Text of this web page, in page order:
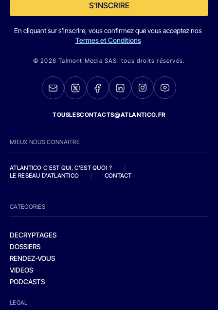
S'INSCRIRE
En cliquant sur s'inscrire, vous confirmez que vous acceptez nos
Termes et Conditions
© 2026 Talmont Media SAS. tous droits réservés.
TOUSLESCONTACTS@ATLANTICO.FR
MIEUX NOUS CONNAITRE
ATLANTICO C'EST QUI, C'EST QUOI ?
/
LE RESEAU D'ATLANTICO
/ CONTACT
CATEGORIES
DECRYPTAGES
DOSSIERS
RENDEZ-VOUS
VIDEOS
PODCASTS
LEGAL